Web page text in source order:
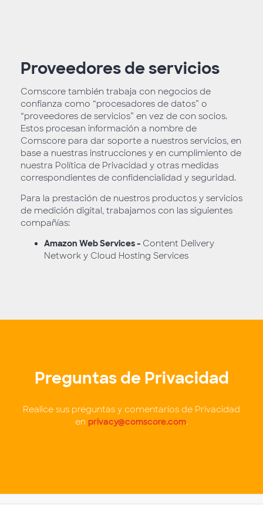
Proveedores de servicios
Comscore también trabaja con negocios de
confianza como “procesadores de datos” o
“proveedores de servicios” en vez de con socios.
Estos procesan información a nombre de
Comscore para dar soporte a nuestros servicios, en
base a nuestras instrucciones y en cumplimiento de
nuestra Política de Privacidad y otras medidas
correspondientes de confidencialidad y seguridad.
Para la prestación de nuestros productos y servicios
de medición digital, trabajamos con las siguientes
compañías:
Amazon Web Services - Content Delivery
Network y Cloud Hosting Services
Preguntas de Privacidad
Realice sus preguntas y comentarios de Privacidad
en privacy@comscore.com.